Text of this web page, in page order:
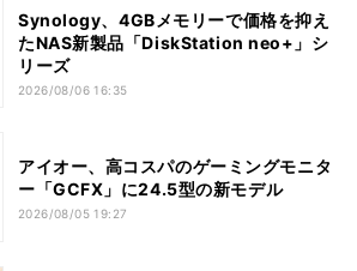
Synology、4GBメモリーで価格を抑え
たNAS新製品「DiskStation neo+」シ
リーズ
2026/08/06 16:35
アイオー、高コスパのゲーミングモニタ
ー「GCFX」に24.5型の新モデル
2026/08/05 19:27